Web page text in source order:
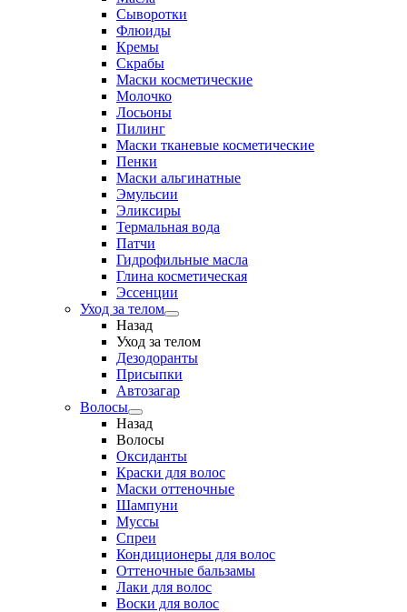
Сыворотки
Флюиды
Кремы
Скрабы
Маски косметические
Молочко
Лосьоны
Пилинг
Маски тканевые косметические
Пенки
Маски альгинатные
Эмульсии
Эликсиры
Термальная вода
Патчи
Гидрофильные масла
Глина косметическая
Эссенции
Уход за телом
Назад
Уход за телом
Дезодоранты
Присыпки
Автозагар
Волосы
Назад
Волосы
Оксиданты
Краски для волос
Маски оттеночные
Шампуни
Муссы
Спреи
Кондиционеры для волос
Оттеночные бальзамы
Лаки для волос
Воски для волос